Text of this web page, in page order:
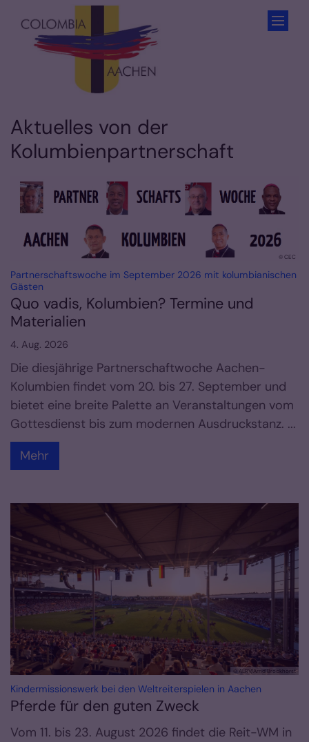
Zum Inhalt springen
Aktuelles von der
Kolumbienpartnerschaft
© CEC
Partnerschaftswoche im September 2026 mit kolumbianischen
Gästen
Quo vadis, Kolumbien? Termine und
Materialien
4. Aug. 2026
Die diesjährige Partnerschaftwoche Aachen-
Kolumbien findet vom 20. bis 27. September und
bietet eine breite Palette an Veranstaltungen vom
Gottesdienst bis zum modernen Ausdruckstanz. ...
Mehr
© ALRV/Arnd Brockhorst
Kindermissionswerk bei den Weltreiterspielen in Aachen
Pferde für den guten Zweck
Vom 11. bis 23. August 2026 findet die Reit-WM in